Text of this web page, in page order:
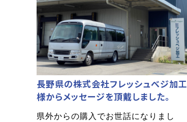
長野県の株式会社フレッシュべジ加工
様からメッセージを頂戴しました。
県外からの購入でお世話になりまし